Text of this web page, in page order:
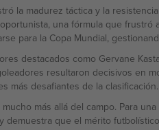
la madurez táctica y la
una fórmula que
para la Copa Mundial,
destacados como Gervane
resultaron decisivos en
más desafiantes de la clasificación.
más allá del campo. Para
demuestra que el mérito